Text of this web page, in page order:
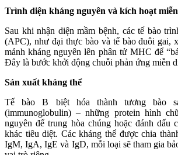
Trình diện kháng nguyên và kích hoạt
Sau khi nhận diện mầm bệnh, các tế bào
(APC), như đại thực bào và tế bào đuôi gai,
mảnh kháng nguyên lên phân tử MHC để
Đây là bước khởi động chuỗi phản ứng miễn
Sản xuất kháng thể
Tế bào B biệt hóa thành tương bào
(immunoglobulin) – những protein hình
nguyên để trung hòa chúng hoặc đánh dấu
khác tiêu diệt. Các kháng thể được chia
IgM, IgA, IgE và IgD, mỗi loại sẽ tham gia